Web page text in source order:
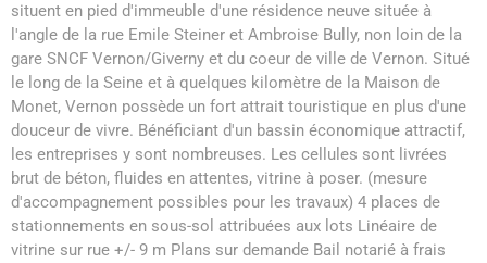
situent en pied d'immeuble d'une résidence neuve située à
l'angle de la rue Emile Steiner et Ambroise Bully, non loin de la
gare SNCF Vernon/Giverny et du coeur de ville de Vernon. Situé
le long de la Seine et à quelques kilomètre de la Maison de
Monet, Vernon possède un fort attrait touristique en plus d'une
douceur de vivre. Bénéficiant d'un bassin économique attractif,
les entreprises y sont nombreuses. Les cellules sont livrées
brut de béton, fluides en attentes, vitrine à poser. (mesure
d'accompagnement possibles pour les travaux) 4 places de
stationnements en sous-sol attribuées aux lots Linéaire de
vitrine sur rue +/- 9 m Plans sur demande Bail notarié à frais